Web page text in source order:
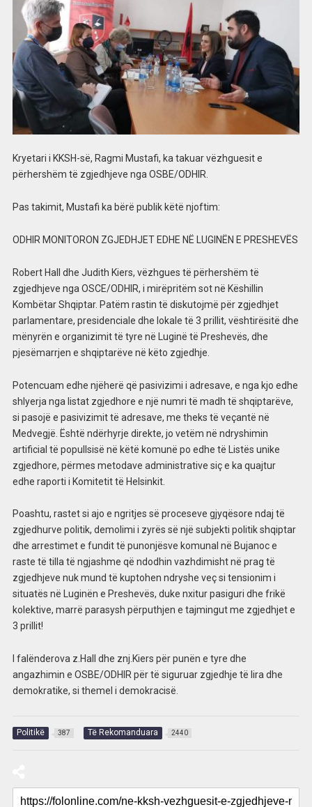
Kryetari i KKSH-së, Ragmi Mustafi, ka takuar vëzhguesit e
përhershëm të zgjedhjeve nga OSBE/ODHIR.
Pas takimit, Mustafi ka bërë publik këtë njoftim:
ODHIR MONITORON ZGJEDHJET EDHE NË LUGINËN E PRESHEVËS
Robert Hall dhe Judith Kiers, vëzhgues të përhershëm të
zgjedhjeve nga OSCE/ODHIR, i mirëpritëm sot në Këshillin
Kombëtar Shqiptar. Patëm rastin të diskutojmë për zgjedhjet
parlamentare, presidenciale dhe lokale të 3 prillit, vështirësitë dhe
mënyrën e organizimit të tyre në Luginë të Preshevës, dhe
pjesëmarrjen e shqiptarëve në këto zgjedhje.
Potencuam edhe njëherë që pasivizimi i adresave, e nga kjo edhe
shlyerja nga listat zgjedhore e një numri të madh të shqiptarëve,
si pasojë e pasivizimit të adresave, me theks të veçantë në
Medvegjë. Është ndërhyrje direkte, jo vetëm në ndryshimin
artificial të popullsisë në këtë komunë po edhe të Listës unike
zgjedhore, përmes metodave administrative siç e ka quajtur
edhe raporti i Komitetit të Helsinkit.
Poashtu, rastet si ajo e ngritjes së proceseve gjyqësore ndaj të
zgjedhurve politik, demolimi i zyrës së një subjekti politik shqiptar
dhe arrestimet e fundit të punonjësve komunal në Bujanoc e
raste të tilla të ngjashme që ndodhin vazhdimisht në prag të
zgjedhjeve nuk mund të kuptohen ndryshe veç si tensionim i
situatës në Luginën e Preshevës, duke nxitur pasiguri dhe frikë
kolektive, marrë parasysh përputhjen e tajmingut me zgjedhjet e
3 prillit!
I falënderova z.Hall dhe znj.Kiers për punën e tyre dhe
angazhimin e OSBE/ODHIR për të siguruar zgjedhje të lira dhe
demokratike, si themel i demokracisë.
Politikë 387 Të Rekomanduara 2440